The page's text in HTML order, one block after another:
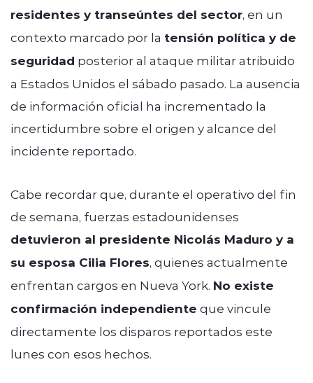
residentes y transeúntes del sector, en un
contexto marcado por la tensión política y de
seguridad posterior al ataque militar atribuido
a Estados Unidos el sábado pasado. La ausencia
de información oficial ha incrementado la
incertidumbre sobre el origen y alcance del
incidente reportado.
Cabe recordar que, durante el operativo del fin
de semana, fuerzas estadounidenses
detuvieron al presidente Nicolás Maduro y a
su esposa Cilia Flores, quienes actualmente
enfrentan cargos en Nueva York. No existe
confirmación independiente que vincule
directamente los disparos reportados este
lunes con esos hechos.